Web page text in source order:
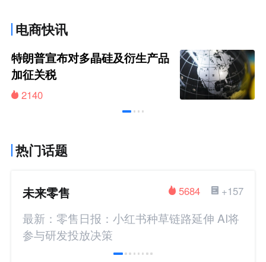
电商快讯
特朗普宣布对多晶硅及衍生产品
加征关税
2140
热门话题
未来零售 +157
5684
最新：零售日报：小红书种草链路延伸 AI将
参与研发投放决策